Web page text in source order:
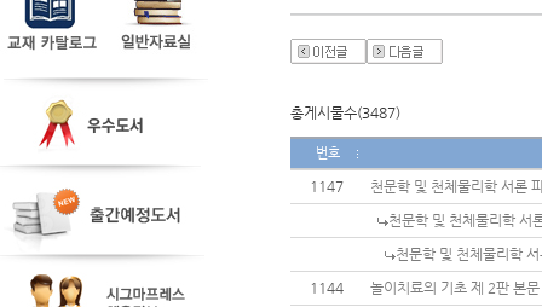
총게시물수(3487)
번호
1147
천문학 및 천체물리학 서론
천문학 및 천체물리학 서
천문학 및 천체물리학
1144
놀이치료의 기초 제 2판 본